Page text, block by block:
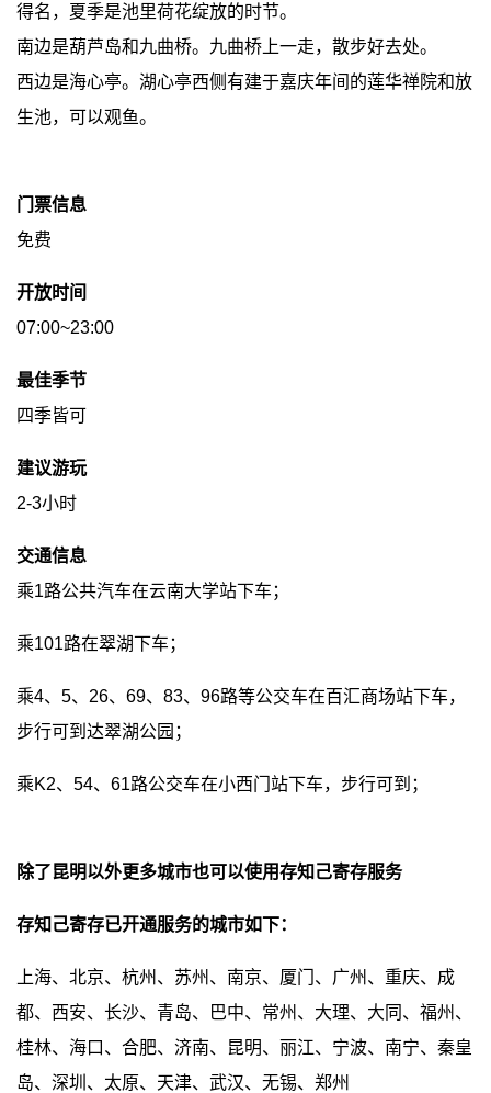
得名，夏季是池里荷花绽放的时节。
南边是葫芦岛和九曲桥。九曲桥上一走，散步好去处。
西边是海心亭。湖心亭西侧有建于嘉庆年间的莲华禅院和放
生池，可以观鱼。
门票信息
免费
开放时间
07:00~23:00
最佳季节
四季皆可
建议游玩
2-3小时
交通信息
乘1路公共汽车在云南大学站下车；
乘101路在翠湖下车；
乘4、5、26、69、83、96路等公交车在百汇商场站下车，
步行可到达翠湖公园；
乘K2、54、61路公交车在小西门站下车，步行可到；
除了昆明以外更多城市也可以使用存知己寄存服务
存知己寄存已开通服务的城市如下：
上海、北京、杭州、苏州、南京、厦门、广州、重庆、成
都、西安、长沙、青岛、巴中、常州、大理、大同、福州、
桂林、海口、合肥、济南、昆明、丽江、宁波、南宁、秦皇
岛、深圳、太原、天津、武汉、无锡、郑州